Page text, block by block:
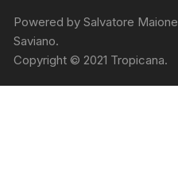
Powered by Salvatore
Saviano.
Copyright © 2021 Tropicana.